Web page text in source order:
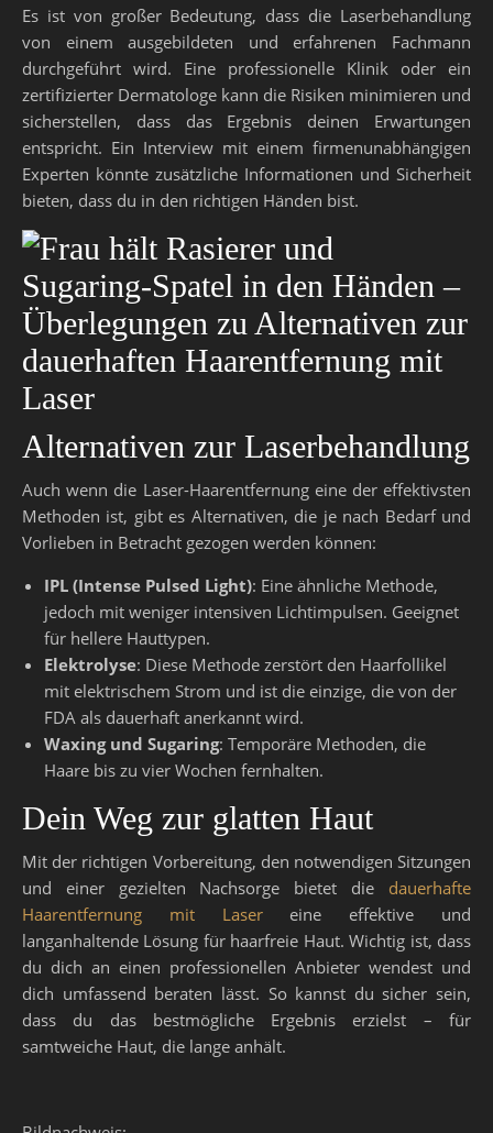
Es ist von großer Bedeutung, dass die Laserbehandlung
von einem ausgebildeten und erfahrenen Fachmann
durchgeführt wird. Eine professionelle Klinik oder ein
zertifizierter Dermatologe kann die Risiken minimieren und
sicherstellen, dass das Ergebnis deinen Erwartungen
entspricht. Ein Interview mit einem firmenunabhängigen
Experten könnte zusätzliche Informationen und Sicherheit
bieten, dass du in den richtigen Händen bist.
Alternativen zur Laserbehandlung
Auch wenn die Laser-Haarentfernung eine der effektivsten
Methoden ist, gibt es Alternativen, die je nach Bedarf und
Vorlieben in Betracht gezogen werden können:
IPL (Intense Pulsed Light): Eine ähnliche Methode,
jedoch mit weniger intensiven Lichtimpulsen. Geeignet
für hellere Hauttypen.
Elektrolyse: Diese Methode zerstört den Haarfollikel
mit elektrischem Strom und ist die einzige, die von der
FDA als dauerhaft anerkannt wird.
Waxing und Sugaring: Temporäre Methoden, die
Haare bis zu vier Wochen fernhalten.
Dein Weg zur glatten Haut
Mit der richtigen Vorbereitung, den notwendigen Sitzungen
und einer gezielten Nachsorge bietet die dauerhafte
Haarentfernung mit Lasereine effektive und
langanhaltende Lösung für haarfreie Haut. Wichtig ist, dass
du dich an einen professionellen Anbieter wendest und
dich umfassend beraten lässt. So kannst du sicher sein,
dass du das bestmögliche Ergebnis erzielst – für
samtweiche Haut, die lange anhält.